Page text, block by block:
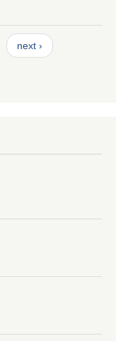
next ›